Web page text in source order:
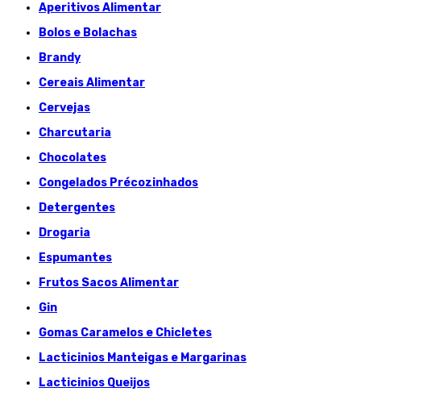
Aperitivos Alimentar
Bolos e Bolachas
Brandy
Cereais Alimentar
Cervejas
Charcutaria
Chocolates
Congelados Précozinhados
Detergentes
Drogaria
Espumantes
Frutos Sacos Alimentar
Gin
Gomas Caramelos e Chicletes
Lacticinios Manteigas e Margarinas
Lacticinios Queijos